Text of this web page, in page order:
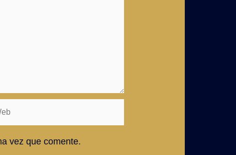
vez que comente.